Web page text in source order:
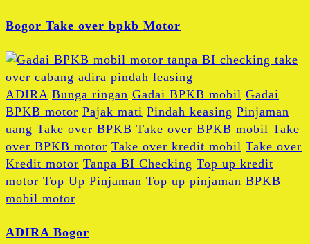
Bogor Take over bpkb Motor
ADIRA Bunga ringan Gadai BPKB mobil Gadai
BPKB motor Pajak mati Pindah keasing Pinjaman
uang Take over BPKB Take over BPKB mobil Take
over BPKB motor Take over kredit mobil Take over
Kredit motor Tanpa BI Checking Top up kredit
motor Top Up Pinjaman Top up pinjaman BPKB
mobil motor
ADIRA Bogor